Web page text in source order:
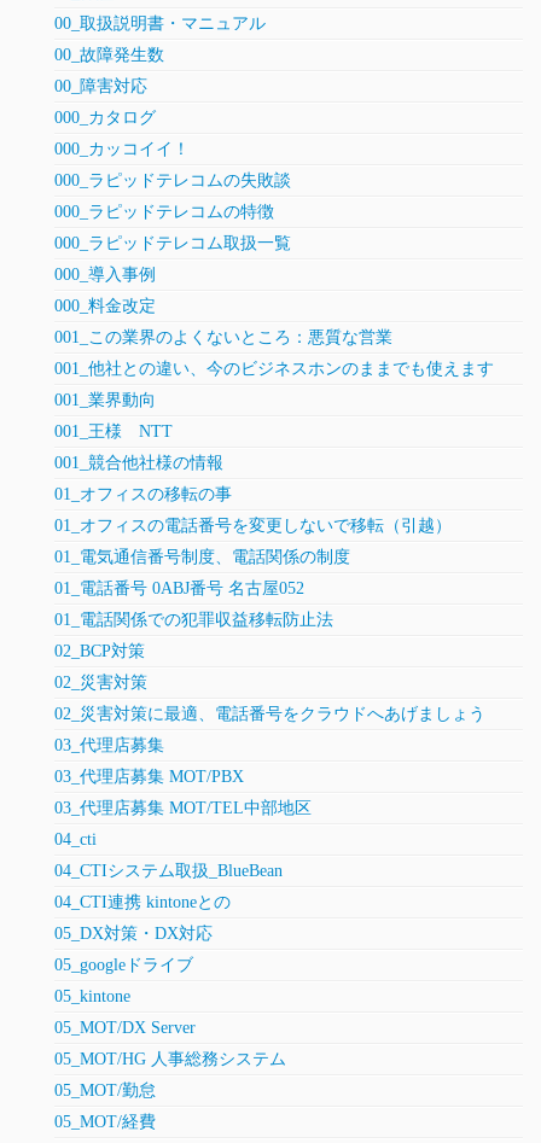
00_取扱説明書・マニュアル
00_故障発生数
00_障害対応
000_カタログ
000_カッコイイ！
000_ラピッドテレコムの失敗談
000_ラピッドテレコムの特徴
000_ラピッドテレコム取扱一覧
000_導入事例
000_料金改定
001_この業界のよくないところ：悪質な営業
001_他社との違い、今のビジネスホンのままでも使えます
001_業界動向
001_王様 NTT
001_競合他社様の情報
01_オフィスの移転の事
01_オフィスの電話番号を変更しないで移転（引越）
01_電気通信番号制度、電話関係の制度
01_電話番号 0ABJ番号 名古屋052
01_電話関係での犯罪収益移転防止法
02_BCP対策
02_災害対策
02_災害対策に最適、電話番号をクラウドへあげましょう
03_代理店募集
03_代理店募集 MOT/PBX
03_代理店募集 MOT/TEL中部地区
04_cti
04_CTIシステム取扱_BlueBean
04_CTI連携 kintoneとの
05_DX対策・DX対応
05_googleドライブ
05_kintone
05_MOT/DX Server
05_MOT/HG 人事総務システム
05_MOT/勤怠
05_MOT/経費